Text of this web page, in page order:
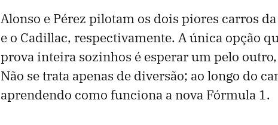
Alonso e Pérez pilotam os dois piores carros
e o Cadillac, respectivamente. A única opção
prova inteira sozinhos é esperar um pelo outro,
Não se trata apenas de diversão; ao longo do
aprendendo como funciona a nova Fórmula 1.